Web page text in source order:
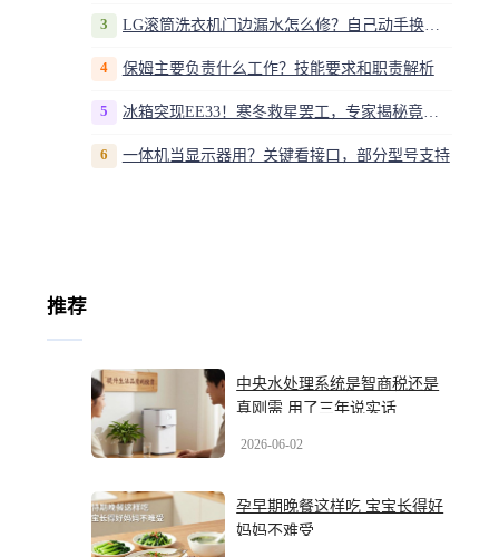
3 LG滚筒洗衣机门边漏水怎么修？自己动手换密封圈教程视频
4 保姆主要负责什么工作？技能要求和职责解析
5 冰箱突现EE33！寒冬救星罢工，专家揭秘竟是无解故障？
6 一体机当显示器用？关键看接口，部分型号支持
推荐
中央水处理系统是智商税还是
真刚需 用了三年说实话
2026-06-02
孕早期晚餐这样吃 宝宝长得好
妈妈不难受